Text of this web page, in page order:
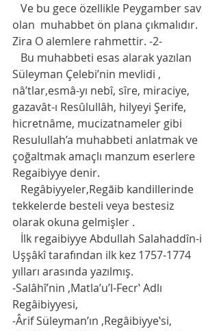
olan  muhabbet ön plana çıkmalıdır.
Zira O alemlere rahmettir. -2-
Süleyman Çelebi’nin mevlidi ,
nâ’tlar,esmâ-yı nebî, sîre, miraciye,
gazavât-ı Resûlullâh, hilyeyi Şerife,
hicretnâme, mucizatnameler gibi
Resulullah’a muhabbeti anlatmak ve
çoğaltmak amaçlı manzum eserlere
Regaibiyye denir.
tekkelerde besteli veya bestesiz
olarak okuna gelmişler .
Uşşâkî tarafından ilk kez 1757-1774
yılları arasında yazılmış.
-Salâhî’nin ‚Matla’u’l-Fecr‛ Adlı
Regâibiyyesi,
-Ârif Süleyman’ın ‚Regâibiyye‛si,